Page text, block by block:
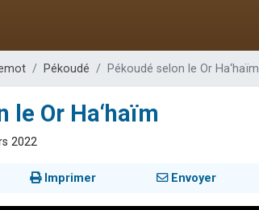
Pékoudé Pékoudé selon le Or Ha‘haïm
le Or Ha‘haïm
2022
Imprimer Envoyer